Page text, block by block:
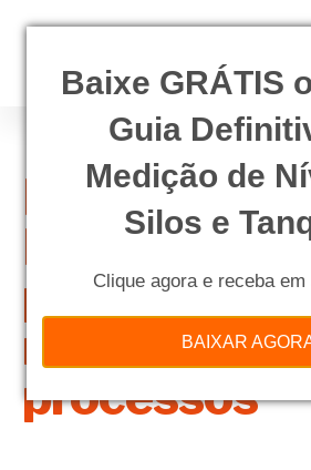
Baixe GRÁTIS
Guia
Medição de
Silos e
Clique agora e receba
BAIXAR
precisão da
medição em
processos